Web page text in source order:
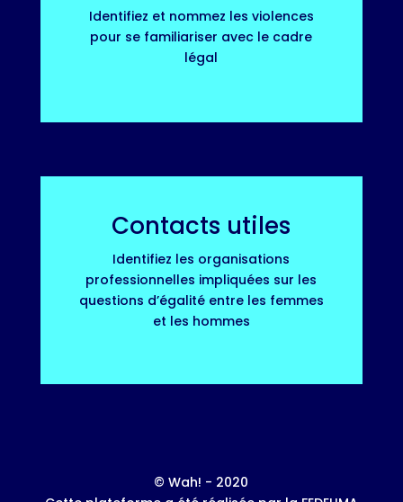
Identifiez et nommez les violences
pour se familiariser avec le cadre
légal
Contacts utiles
Identifiez les organisations
professionnelles impliquées sur les
questions d’égalité entre les femmes
et les hommes
© Wah! - 2020